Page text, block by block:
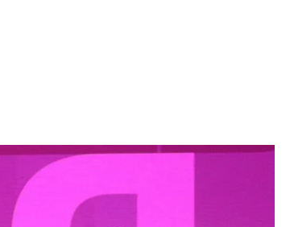
у Вільнюсі
про створення Об'єднаного